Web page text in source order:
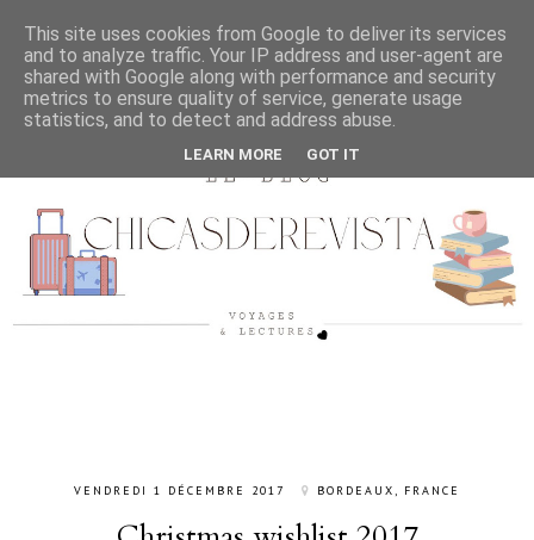
VENDREDI 1 DÉCEMBRE 2017 BORDEAUX, FRANCE
This site uses cookies from Google to deliver its services
and to analyze traffic. Your IP address and user-agent are
shared with Google along with performance and security
metrics to ensure quality of service, generate usage
statistics, and to detect and address abuse.
LEARN MORE GOT IT